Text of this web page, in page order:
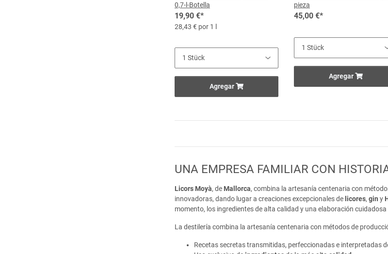
0,7-l-Botella
19,90 €*
28,43 € por 1 l
Agregar
pieza
45,00 €*
Agregar
UNA EMPRESA FAMILIAR CON
Licors Moyà, de Mallorca, combina la artesanía centenaria con
innovadoras, dando lugar a creaciones excepcionales de licores, gin y
momento, los ingredientes de alta calidad y una elaboración
La destilería combina la artesanía centenaria con métodos de
Recetas secretas transmitidas, perfeccionadas e interpretadas